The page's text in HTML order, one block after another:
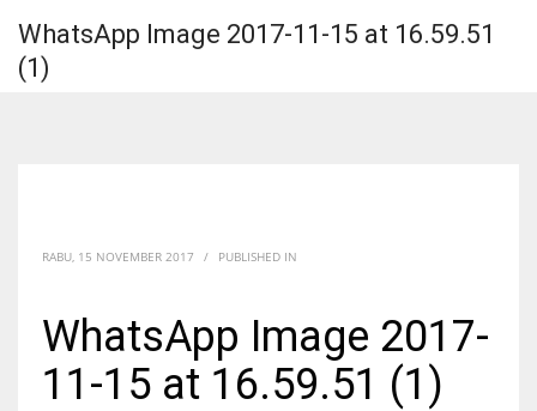
WhatsApp Image 2017-11-15 at 16.59.51
(1)
RABU, 15 NOVEMBER 2017 / PUBLISHED IN
WhatsApp Image 2017-
11-15 at 16.59.51 (1)